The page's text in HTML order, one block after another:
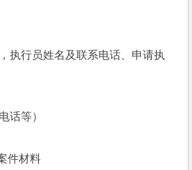
执行员姓名及联系电话、申请执
话等）
件材料